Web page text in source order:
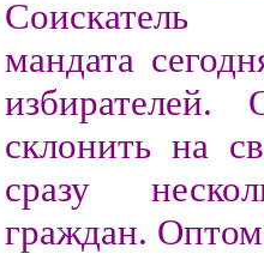
мандата
избирателей.
склонить на
сразу
граждан.